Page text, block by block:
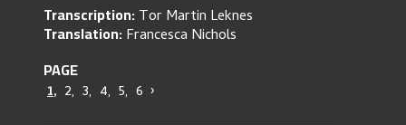
Transcription:Tor Martin Leknes
Translation:Francesca Nichols
PAGE
1, 2, 3, 4, 5, 6 ›